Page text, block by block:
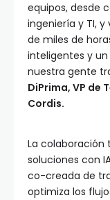
equipos, desde
ingeniería y TI,
de miles de
inteligentes y
nuestra gente
DiPrima, VP de
Cordis.
La colaboración
soluciones con
co-creada de
optimiza los